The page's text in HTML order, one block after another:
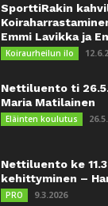
SporttiRakin
Emmi Lavikka ja
Koiraurheilun ilo
Nettiluento ti
Maria Matilainen
Eläinten koulutus
Nettiluento ke
kehittyminen –
PRO 9.3.2026